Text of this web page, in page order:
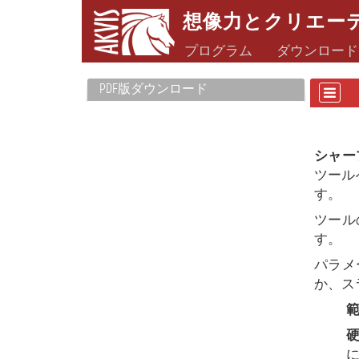
想像力とクリエー
プログラム ダウンロード
PDF版ダウンロード
シャ
ツー
す。
ツー
す。
パラ
か、ス